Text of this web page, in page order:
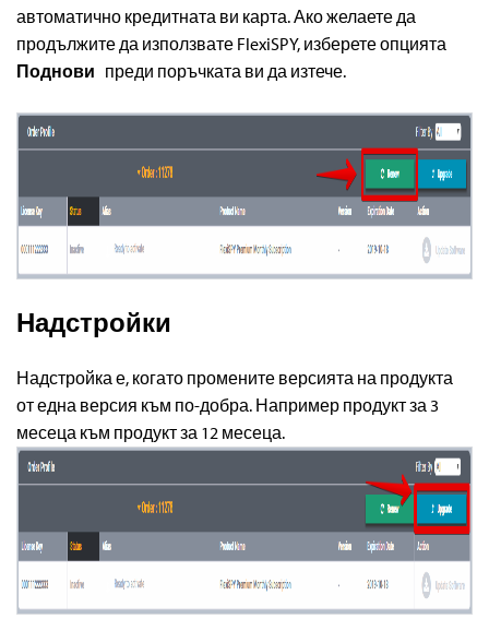
автоматично кредитната ви карта. Ако желаете да
продължите да използвате FlexiSPY, изберете опцията
Поднови преди поръчката ви да изтече.
Надстройки
Надстройка е, когато промените версията на продукта
от една версия към по-добра. Например продукт за 3
месеца към продукт за 12 месеца.